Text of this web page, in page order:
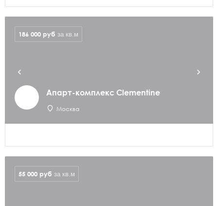
Апарт-комплекс Clementine
Москва
186 000 руб за кв.м
55 000 руб за кв.м